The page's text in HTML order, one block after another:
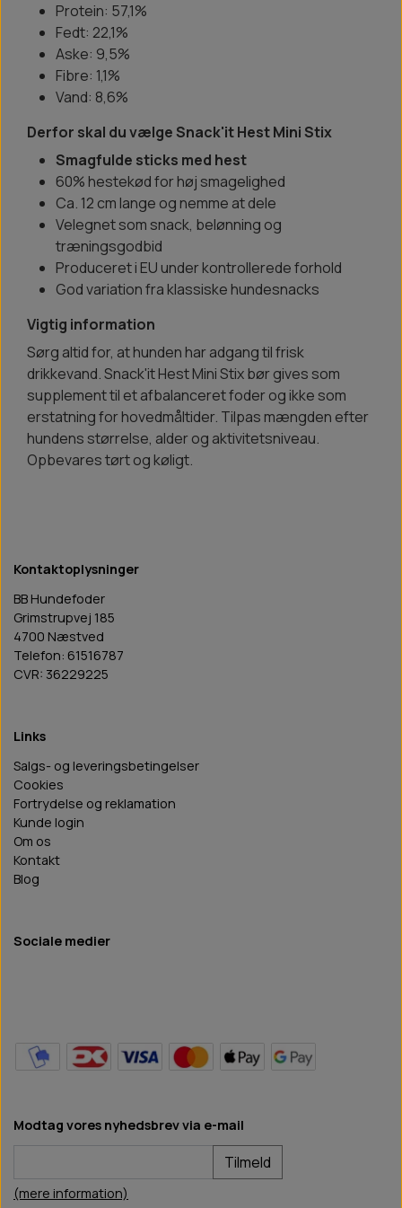
Protein: 57,1%
Fedt: 22,1%
Aske: 9,5%
Fibre: 1,1%
Vand: 8,6%
Derfor skal du vælge Snack'it Hest Mini Stix
Smagfulde sticks med hest
60% hestekød for høj smagelighed
Ca. 12 cm lange og nemme at dele
Velegnet som snack, belønning og
træningsgodbid
Produceret i EU under kontrollerede forhold
God variation fra klassiske hundesnacks
Vigtig information
Sørg altid for, at hunden har adgang til frisk
drikkevand. Snack'it Hest Mini Stix bør gives som
supplement til et afbalanceret foder og ikke som
erstatning for hovedmåltider. Tilpas mængden efter
hundens størrelse, alder og aktivitetsniveau.
Opbevares tørt og køligt.
Kontaktoplysninger
BB Hundefoder
Grimstrupvej 185
4700 Næstved
Telefon: 61516787
CVR: 36229225
Links
Salgs- og leveringsbetingelser
Cookies
Fortrydelse og reklamation
Kunde login
Om os
Kontakt
Blog
Sociale medier
Modtag vores nyhedsbrev via e-mail
Tilmeld
(mere information)